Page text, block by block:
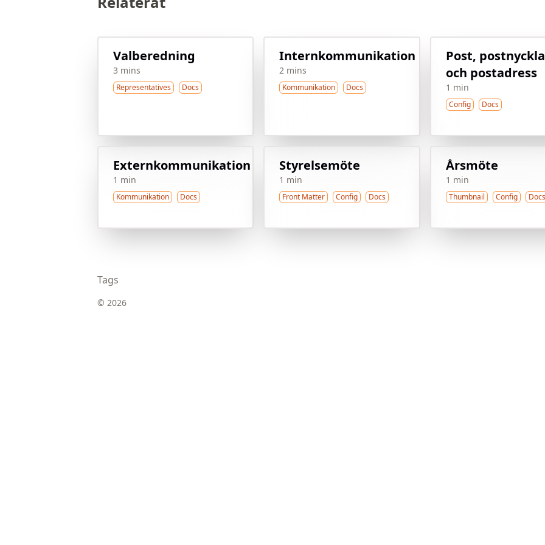
Valberedning
3 mins
Representatives Docs
Internkommunikation
2 mins
Kommunikation Docs
Post,
och postadress
1 min
Config Docs
Externkommunikation
1 min
Kommunikation Docs
Styrelsemöte
1 min
Front Matter Config Docs
Årsmöte
1 min
Thumbnail Config Docs
Tags
© 2026